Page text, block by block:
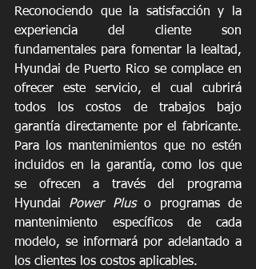
Reconociendo que la satisfacción y la
experiencia del cliente son
fundamentales para fomentar la lealtad,
Hyundai de Puerto Rico se complace en
ofrecer este servicio, el cual cubrirá
todos los costos de trabajos bajo
garantía directamente por el fabricante.
Para los mantenimientos que no estén
incluidos en la garantía, como los que
se ofrecen a través del programa
Hyundai Power Plus o programas de
mantenimiento específicos de cada
modelo, se informará por adelantado a
los clientes los costos aplicables.